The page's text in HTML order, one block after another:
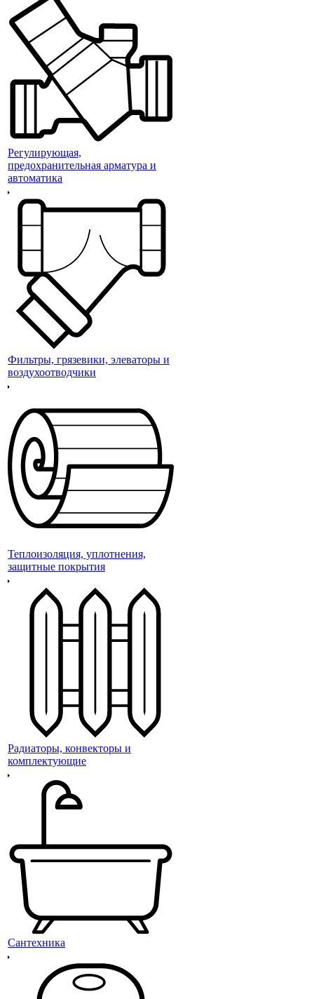
Регулирующая,
предохранительная арматура и
автоматика
Фильтры, грязевики, элеваторы и
воздухоотводчики
Теплоизоляция, уплотнения,
защитные покрытия
Радиаторы, конвекторы и
комплектующие
Сантехника